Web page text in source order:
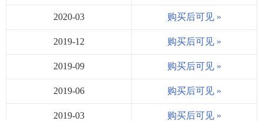
2020-03 购买后可见 »
2019-12 购买后可见 »
2019-09 购买后可见 »
2019-06 购买后可见 »
2019-03 购买后可见 »